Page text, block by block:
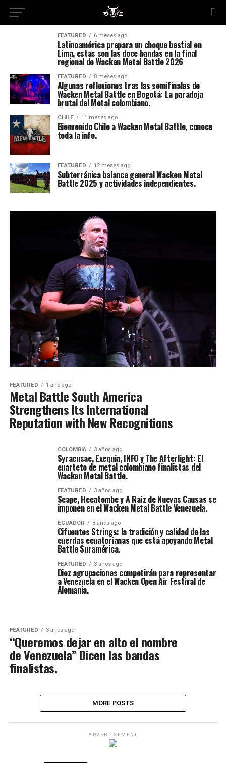
FEATURED 6 meses ago
Latinoamérica prepara un choque bestial en
Lima, estas son las doce bandas en la final
regional de Wacken Metal Battle 2026
FEATURED 8 meses ago
Algunas reflexiones tras las semifinales de
Wacken Metal Battle en Bogotá: La paradoja
brutal del Metal colombiano.
CHILE 11 meses ago
Bienvenido Chile a Wacken Metal Battle, conoce
toda la info.
FEATURED 12 meses ago
Subterránica balance general Wacken Metal
Battle 2025 y actividades independientes.
FEATURED 1 año ago
Metal Battle South America
Strengthens Its International
Reputation with New Recognitions
COLOMBIA 3 años ago
Syracusae, Exequia, INFO y The Afterlight: El
cuarteto de metal colombiano finalistas del
Wacken Metal Battle.
FEATURED 3 años ago
Scape, Hecatombe y A Raíz de Nuevas Causas se
imponen en el Wacken Metal Battle Venezuela.
ECUADOR 3 años ago
Cifuentes Strings: la tradición y calidad de las
cuerdas ecuatorianas que está apoyando Metal
Battle Suramérica.
FEATURED 3 años ago
Diez agrupaciones competirán para representar
a Venezuela en el Wacken Open Air Festival de
Alemania.
FEATURED 3 años ago
“Queremos dejar en alto el nombre
de Venezuela” Dicen las bandas
finalistas.
MORE POSTS
ADVERTISEMENT